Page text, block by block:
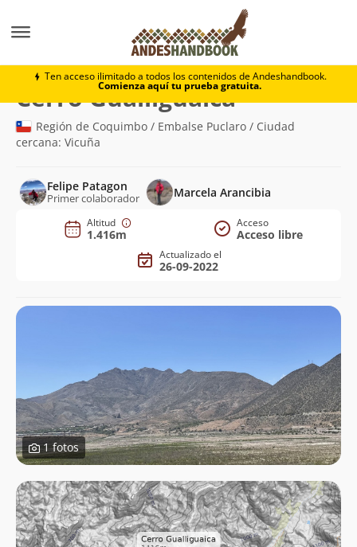
Ten acceso ilimitado a todos los contenidos de Andeshandbook.
Comienza aquí tu prueba gratuita.
Cerro Gualliguaica
Cerro Gualliguaica(1.416m)
Región de Coquimbo / Embalse Puclaro / Ciudad
cercana: Vicuña
Felipe Patagon
Primer colaborador Marcela Arancibia
Altitud
1.416m
Acceso
Acceso libre
Actualizado el
26-09-2022
1 fotos